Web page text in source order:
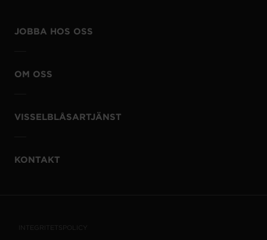
JOBBA HOS OSS
OM OSS
VISSELBLÅSARTJÄNST
KONTAKT
INTEGRITETSPOLICY